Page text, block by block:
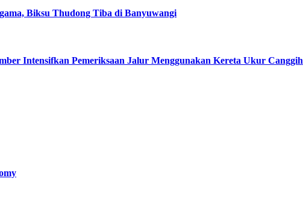
Biksu Thudong Tiba di Banyuwangi
Intensifkan Pemeriksaan Jalur Menggunakan Kereta Ukur Canggih